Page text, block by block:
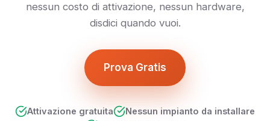
nessun costo di attivazione, nessun hardware,
disdici quando vuoi.
Prova Gratis
Attivazione gratuita
Nessun impianto da installare